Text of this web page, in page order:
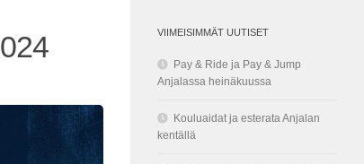
VIIMEISIMMÄT UUTISET
Pay & Ride ja Pay & Jump
Anjalassa heinäkuussa
Kouluaidat ja esterata Anjalan
kentällä